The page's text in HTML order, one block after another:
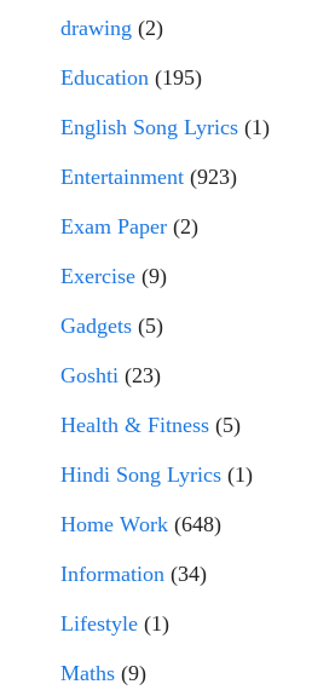
drawing (2)
Education (195)
English Song Lyrics (1)
Entertainment (923)
Exam Paper (2)
Exercise (9)
Gadgets (5)
Goshti (23)
Health & Fitness (5)
Hindi Song Lyrics (1)
Home Work (648)
Information (34)
Lifestyle (1)
Maths (9)